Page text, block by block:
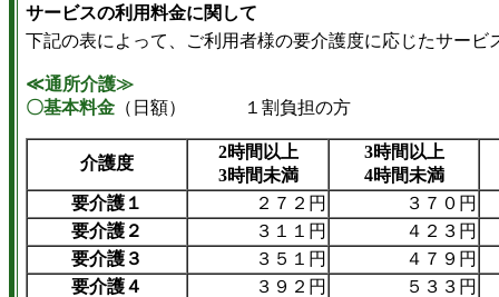
サービスの利用料金に関して
下記の表によって、ご利用者様の要介護度に応じたサー
≪通所介護≫
〇基本料金 （日額） １割負担の方
介護度
2時間以上
3時間未満
3時間以上
4時間未満
要介護１
２７２円
３７０円
要介護２
３１１円
４２３円
要介護３
３５１円
４７９円
要介護４
３９２円
５３３円